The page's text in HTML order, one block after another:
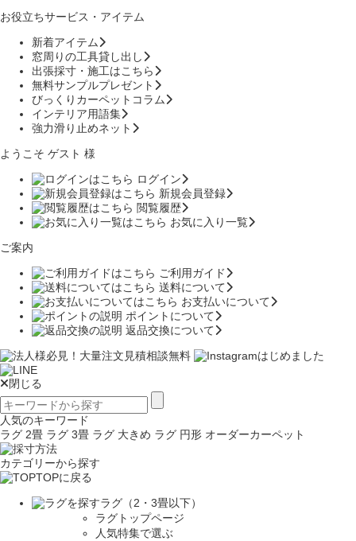
お役立ちサービス・アイテム
新着アイテム
窓周りの工具貸し出し
出張採寸・施工はこちら
無料サンプルプレゼント
びっくりカーペットコラム
インテリア用語集
強力滑り止めネット
ようこそ ゲスト 様
ログイン
新規会員登録
閲覧履歴
お気に入り一覧
ご案内
ご利用ガイド
送料について
お支払いについて
ポイントについて
返品交換について
閉じる
人気のキーワード
ラグ 2畳 ラグ 3畳 ラグ 大きめ ラグ 円形 オーダーカーペット
カテゴリーから探す
TOPに戻る
ラグ（2・3畳以下）
ラグトップページ
人気特集で選ぶ